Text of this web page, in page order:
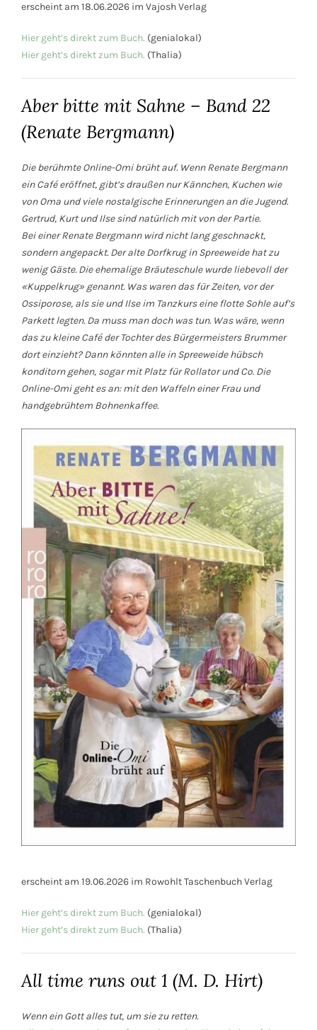
erscheint am 18.06.2026 im Vajosh Verlag
Hier geht’s direkt zum Buch. (genialokal)
Hier geht’s direkt zum Buch. (Thalia)
Aber bitte mit Sahne – Band 22
(Renate Bergmann)
Die berühmte Online-Omi brüht auf. Wenn Renate Bergmann
ein Café eröffnet, gibt’s draußen nur Kännchen, Kuchen wie
von Oma und viele nostalgische Erinnerungen an die Jugend.
Gertrud, Kurt und Ilse sind natürlich mit von der Partie.
Bei einer Renate Bergmann wird nicht lang geschnackt,
sondern angepackt. Der alte Dorfkrug in Spreeweide hat zu
wenig Gäste. Die ehemalige Bräuteschule wurde liebevoll der
«Kuppelkrug» genannt. Was waren das für Zeiten, vor der
Ossiporose, als sie und Ilse im Tanzkurs eine flotte Sohle auf’s
Parkett legten. Da muss man doch was tun. Was wäre, wenn
das zu kleine Café der Tochter des Bürgermeisters Brummer
dort einzieht? Dann könnten alle in Spreeweide hübsch
konditorn gehen, sogar mit Platz für Rollator und Co. Die
Online-Omi geht es an: mit den Waffeln einer Frau und
handgebrühtem Bohnenkaffee.
erscheint am 19.06.2026 im Rowohlt Taschenbuch Verlag
Hier geht’s direkt zum Buch. (genialokal)
Hier geht’s direkt zum Buch. (Thalia)
All time runs out 1 (M. D. Hirt)
Wenn ein Gott alles tut, um sie zu retten.